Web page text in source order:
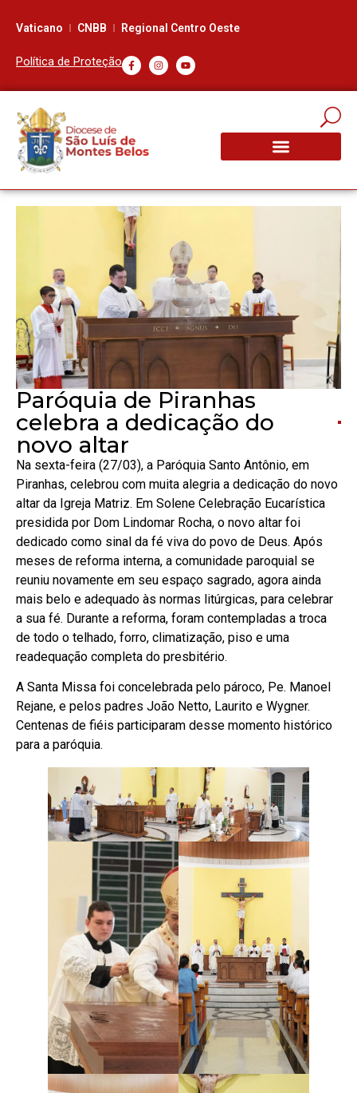
Vaticano CNBB Regional Centro Oeste
Política de Proteção
Paróquia de Piranhas
celebra a dedicação do
novo altar
Na sexta-feira (27/03), a Paróquia Santo Antônio, em
Piranhas, celebrou com muita alegria a dedicação do novo
altar da Igreja Matriz. Em Solene Celebração Eucarística
presidida por Dom Lindomar Rocha, o novo altar foi
dedicado como sinal da fé viva do povo de Deus. Após
meses de reforma interna, a comunidade paroquial se
reuniu novamente em seu espaço sagrado, agora ainda
mais belo e adequado às normas litúrgicas, para celebrar
a sua fé. Durante a reforma, foram contempladas a troca
de todo o telhado, forro, climatização, piso e uma
readequação completa do presbitério.
A Santa Missa foi concelebrada pelo pároco, Pe. Manoel
Rejane, e pelos padres João Netto, Laurito e Wygner.
Centenas de fiéis participaram desse momento histórico
para a paróquia.